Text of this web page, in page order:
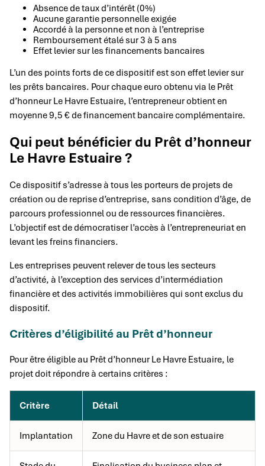
Absence de taux d’intérêt (0%)
Aucune garantie personnelle exigée
Accordé à la personne et non à l’entreprise
Remboursement étalé sur 3 à 5 ans
Effet levier sur les financements bancaires
L’un des points forts de ce dispositif est son effet levier sur
les prêts bancaires. Pour chaque euro obtenu via le Prêt
d’honneur Le Havre Estuaire, l’entrepreneur obtient en
moyenne 9,5 € de financement bancaire complémentaire.
Qui peut bénéficier du Prêt d’honneur
Le Havre Estuaire ?
Ce dispositif s’adresse à tous les porteurs de projets de
création ou de reprise d’entreprise, sans condition d’âge, de
parcours professionnel ou de ressources financières.
L’objectif est de démocratiser l’accès à l’entrepreneuriat en
levant les freins financiers.
Les entreprises peuvent relever de tous les secteurs
d’activité, à l’exception des services d’intermédiation
financière et des activités immobilières qui sont exclus du
dispositif.
Critères d’éligibilité au Prêt d’honneur
Pour être éligible au Prêt d’honneur Le Havre Estuaire, le
projet doit répondre à certains critères :
Critère Détail
Implantation Zone du Havre et de son estuaire